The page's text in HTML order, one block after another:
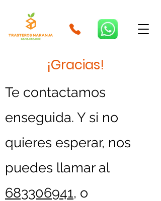
¡Gracias!
Te contactamos
enseguida. Y si no
quieres esperar, nos
puedes llamar al
683306941, o